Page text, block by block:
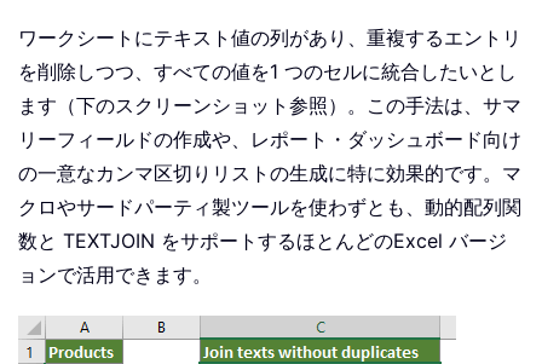
ワークシートにテキスト値の列があり、重複するエントリ
を削除しつつ、すべての値を1 つのセルに統合したいとし
ます（下のスクリーンショット参照）。この手法は、サマ
リーフィールドの作成や、レポート・ダッシュボード向け
の一意なカンマ区切りリストの生成に特に効果的です。マ
クロやサードパーティ製ツールを使わずとも、動的配列関
数と TEXTJOIN をサポートするほとんどのExcel バージ
ョンで活用できます。